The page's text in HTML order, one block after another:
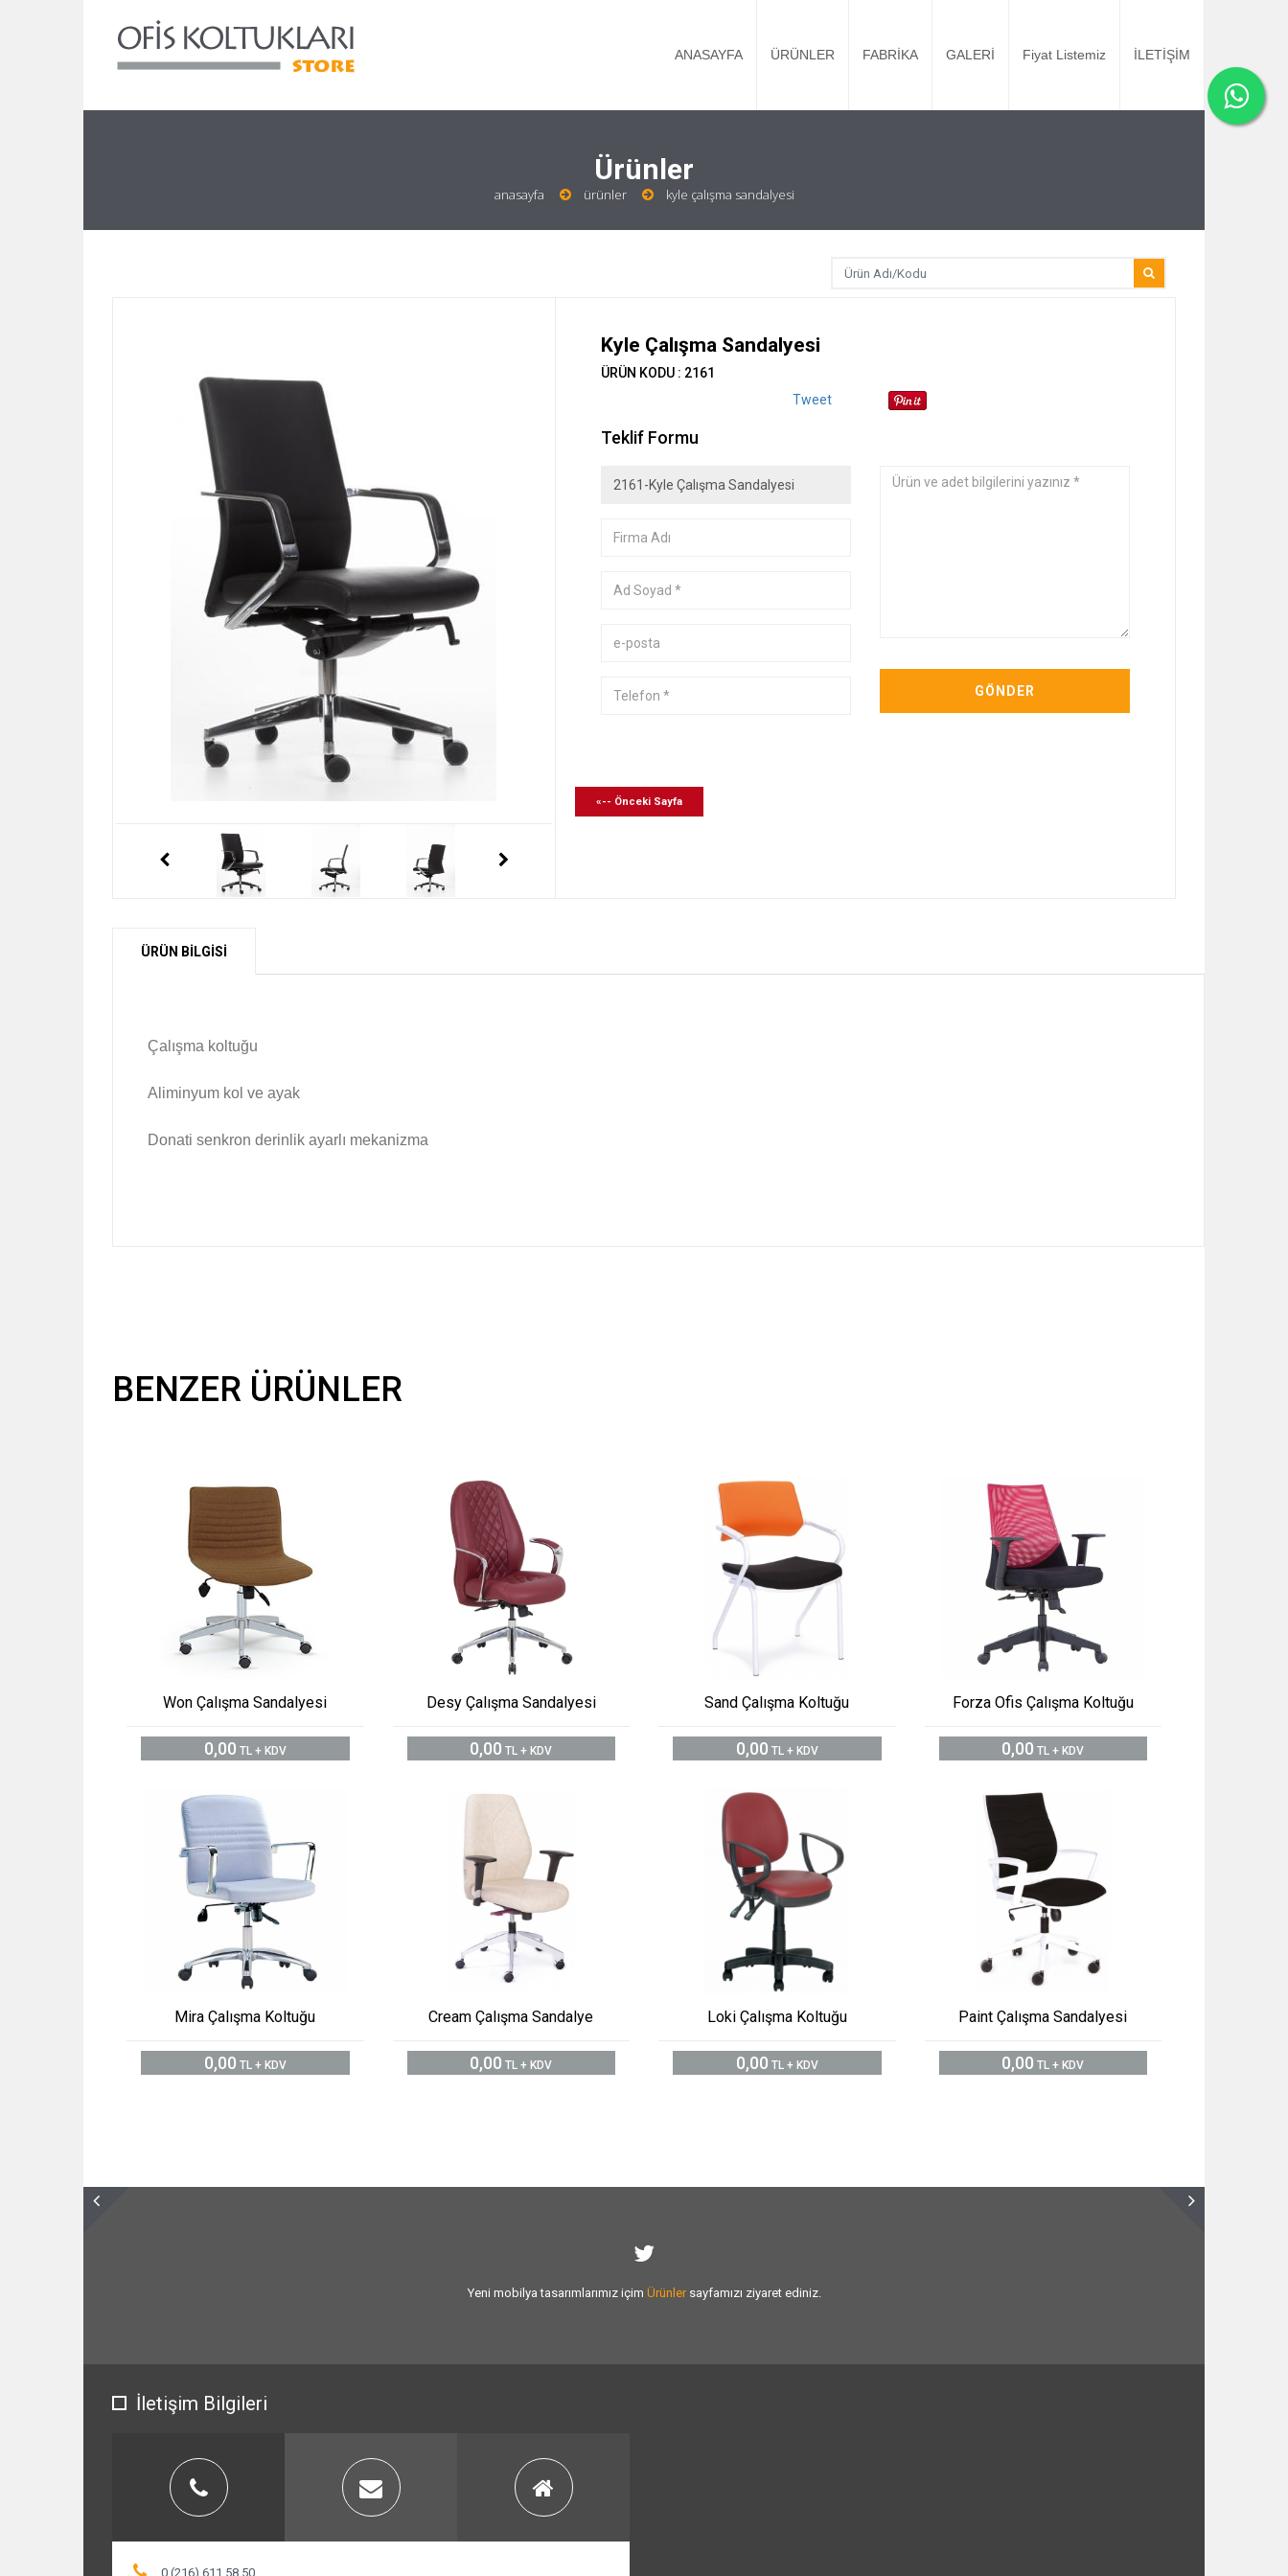
ANASAYFA ÜRÜNLER FABRİKA GALERİ Fiyat Listemiz İLETİŞİM
Ürünler
anasayfa ürünler kyle çalışma sandalyesi
Kyle Çalışma Sandalyesi
ÜRÜN KODU : 2161
Tweet
Teklif Formu
«-- Önceki Sayfa
ÜRÜN BİLGİSİ
Çalışma koltuğu
Aliminyum kol ve ayak
Donati senkron derinlik ayarlı mekanizma
BENZER ÜRÜNLER
Won Çalışma Sandalyesi
0,00 TL + KDV
Desy Çalışma Sandalyesi
0,00 TL + KDV
Sand Çalışma Koltuğu
0,00 TL + KDV
Forza Ofis Çalışma Koltuğu
0,00 TL + KDV
Mira Çalışma Koltuğu
0,00 TL + KDV
Cream Çalışma Sandalye
0,00 TL + KDV
Loki Çalışma Koltuğu
0,00 TL + KDV
Paint Çalışma Sandalyesi
0,00 TL + KDV
Yeni mobilya tasarımlarımız içim Ürünlersayfamızı ziyaret ediniz.
İletişim Bilgileri
0 (216) 611 58 50